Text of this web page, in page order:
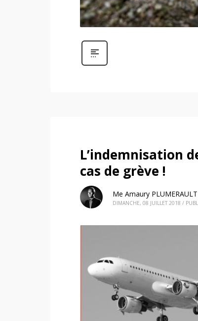
L’indemnisation
cas de grève !
Me Amaury PLUMERAULT
DIMANCHE, 08 JUILLET 2018 /